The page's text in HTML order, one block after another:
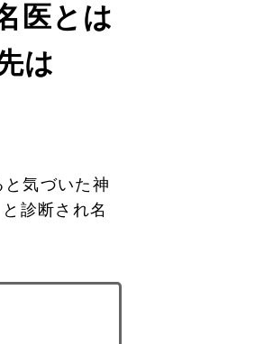
医とは
は
気づいた神
診断され名